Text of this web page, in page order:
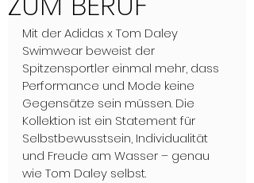
Mit der Adidas x Tom Daley
Swimwear beweist der
Spitzensportler einmal mehr, dass
Performance und Mode keine
Gegensätze sein müssen. Die
Kollektion ist ein Statement für
Selbstbewusstsein, Individualität
und Freude am Wasser – genau
wie Tom Daley selbst.